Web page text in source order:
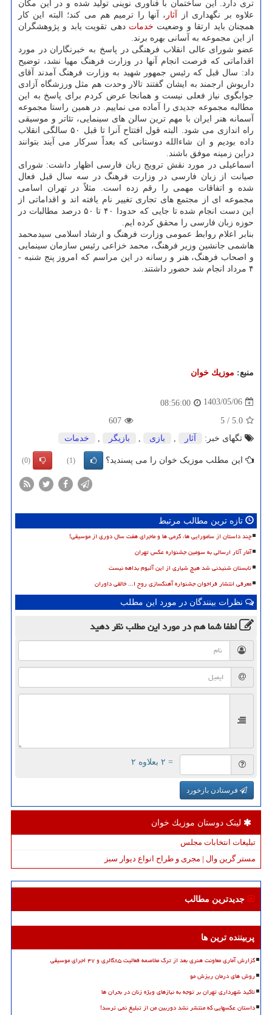
تری دارد. این ساختمان با فناوری نوینی تولید شده و در این مکان
علاوه بر نگهداری از
آثار ، آنها را ترمیم هم می کند؛ البته این کار
همچنان باید ارتقا و وضعیت خدمات دهی تقویت یابد و پژوهشگران
از این مجموعه به آسانی بهره برند.
عضو شورای عالی انقلاب فرهنگی در پاسخ به خبرنگاران در مورد
اقداماتی که فرصت انجام آنها در وزارت فرهنگ مهیا نشد، توضیح
داد: سال قبل که رئیس جمهور شهید به وزارت فرهنگ آمدند آقای
داریوش ارجمند به ایشان گفتند تالار وحدت هم مثل ورزشگاه آزادی
جوابگوی نیاز فعلی نیست و همانجا عرض کردم برای پاسخ به این
مطالبه مجموعه جدیدی را آماده می نماییم. در همین راستا مجموعه
آسمانه هنر ایران با مهم ترین سالن های سینمایی، تئاتر و موسیقی
راه اندازی می شود. البته قول افتتاح آنرا تا قبل ۵۰ سالگی انقلاب
داده بودیم و ان شاءالله دوستانی که بعداً سرکار می آیند بتوانند
دراین زمینه موفق باشند.
اسماعیلی در مورد نقش ترویج زبان فارسی اظهار داشت: شورای
صیانت از زبان فارسی در وزارت فرهنگ در سه سال قبل فعال
شده و اتفاقات مهمی را رقم زده است. مثلاً در تهران اسامی
مجموعه ای از مجتمع های تجاری تغییر نام یافته اند و اقداماتی از
این دست انجام شده تا جایی که حدودا ۴۰ تا ۵۰ درصد مطالبات در
حوزه زبان فارسی را محقق کرده ایم.
بنابر اعلام روابط عمومی وزارت فرهنگ و ارشاد اسلامی سیدمحمد
هاشمی جانشین وزیر فرهنگ، محمد خزاعی رئیس سازمان سینمایی
و اصحاب فرهنگ، هنر و رسانه در این مراسم که امروز پنج شنبه -
۴ مرداد انجام شد حضور داشتند.
منبع: موزیك خوان
1403/05/06
08:56:00
5.0
/
5
607
تگهای خبر:
آثار بازی بازیگر خدمات
این مطلب موزیک خوان را می پسندید؟ (1)
(0)
تازه ترین مطالب مرتبط
چند داستان از سامورایی ها، گرمی ها و ماجرای هفت سال دوری از موسیقی!
آمار آثار ارسالی به سومین جشنواره عکس تهران
تابستان شنیدنی شد هیچ شیاری از این آلبوم بداهه نیست
معرفی انتشار فراخوان جشنواره آهنگسازی روح ا... خالقی داوران
نظرات بینندگان در مورد این مطلب
لطفا شما همدر مورد این مطلبنظر دهید
= ۲ بعلاوه ۲
فرستادن بازخورد
لینک دوستان موزیك خوان
تبلیغات انتخابات مجلس
مستر گرین وال | مجری و طراح انواع دیوار سبز
جدیدترین مطالب
پربیننده ترین ها
گزارش آماری معاونت هنری بعد از ترک مخاصمه فعالیت ۸۵گالری و ۴۷ اجرای موسیقی
روش های درمان ریزش مو
تاکید شهرداری تهران بر توجه به نیازهای ویژه زنان در بحران ها
داستان عکسهایی که منتشر نشد دوربین من از تبلیغ نمی ترسد!